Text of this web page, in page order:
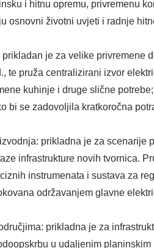
i hitnu opremu, privremenu
osnovni životni uvjeti i radnje
je za velike privremene
te pruža centralizirani izvor
kuhinje i druge slične
bi se zadovoljila kratkoročna
prikladna je za scenarije
infrastrukture novih tvornica.
instrumenata i sustava za
održavanjem glavne
prikladna je za
u udaljenim